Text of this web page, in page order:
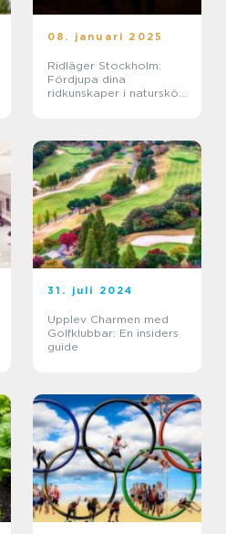
08. januari 2025
Ridläger Stockholm:
Fördjupa dina
ridkunskaper i naturskön
31. juli 2024
Upplev Charmen med
Golfklubbar: En insiders
guide